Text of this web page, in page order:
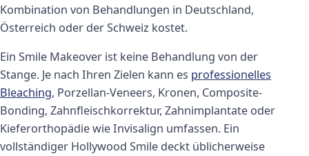
Kombination von Behandlungen in Deutschland,
Österreich oder der Schweiz kostet.
Ein Smile Makeover ist keine Behandlung von der
Stange. Je nach Ihren Zielen kann es professionelles
Bleaching, Porzellan-Veneers, Kronen, Composite-
Bonding, Zahnfleischkorrektur, Zahnimplantate oder
Kieferorthopädie wie Invisalign umfassen. Ein
vollständiger Hollywood Smile deckt üblicherweise